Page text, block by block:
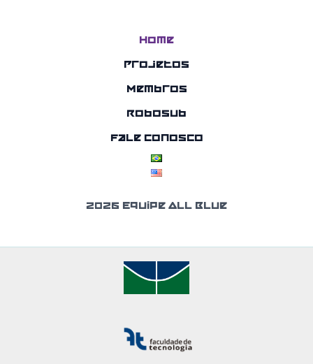
Home
Projetos
Membros
RoboSub
Fale Conosco
2026 Equipe All Blue